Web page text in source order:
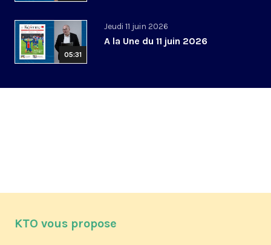
05:31
Jeudi 11 juin 2026
A la Une du 11 juin 2026
KTO vous propose